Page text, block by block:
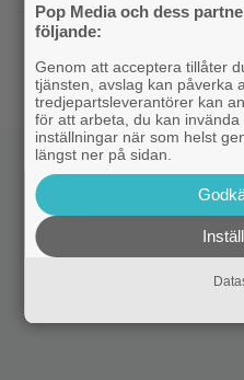
Dokumentär
trailern till ”Bäst i
Pop Media och dess
följande:
Genom att acceptera tillåter
tjänsten, avslag kan påverka
tredjepartsleverantörer kan
för att arbeta, du kan
inställningar när som helst
längst ner på sidan.